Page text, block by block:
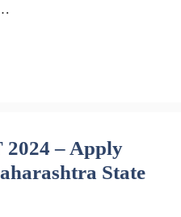
– Apply
State